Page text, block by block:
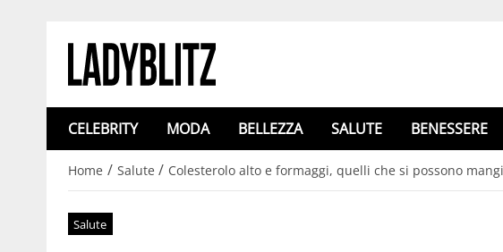
CELEBRITY MODA BELLEZZA SALUTE BENESSERE
Home / Salute / Colesterolo alto e formaggi, quelli che si possono
Salute